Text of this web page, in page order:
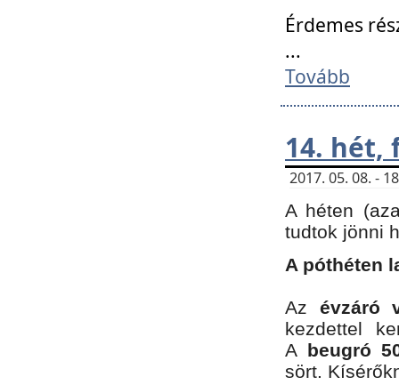
Érdemes
...
Tovább
14. hét,
2017. 05. 08. -
A héten
tudtok jönni
A póthéten
Az évzáró
kezdettel
A beugró
sört.